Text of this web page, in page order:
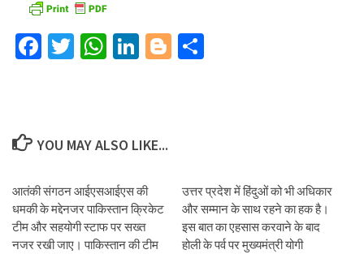
Facebook
TwitterWhatsApp
LinkedIn
Blogger
YOU MAY ALSO LIKE...
आतंकी संगठन आईएसआईएस की
धमकी के मद्देनजर पाकिस्तान क्रिकेट
टीम और सहयोगी स्टाफ पर सख्त
नजर रखी जाए। पाकिस्तान की टीम
उत्तर प्रदेश में हिंदुओं को भी अधिकार
और सम्मान के साथ रहने का हक है।
इस बात का एहसास करवाने के बाद
होली के पर्व पर मुख्यमंत्री योगी